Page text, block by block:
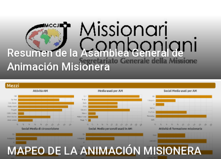
Resumen de la Asamblea General de
Animación Misionera
MAPEO DE LA ANIMACIÓN MISIONERA